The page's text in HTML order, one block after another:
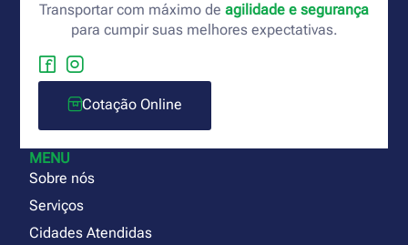
Transportar com máximo de agilidade e segurança
para cumpir suas melhores expectativas.
Cotação Online
MENU
Sobre nós
Serviços
Cidades Atendidas